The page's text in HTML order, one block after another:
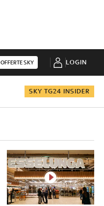
OFFERTE SKY LOGIN
SKY TG24 INSIDER